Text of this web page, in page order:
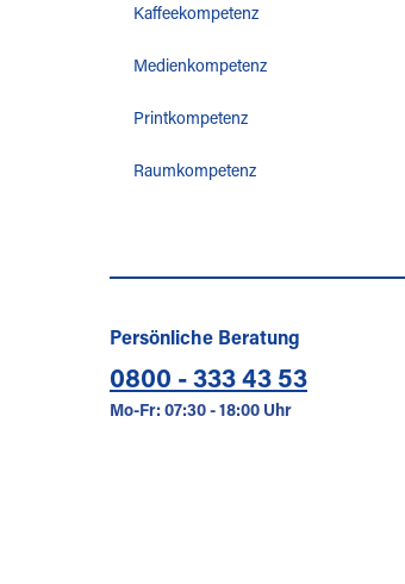
Kaffeekompetenz
Medienkompetenz
Printkompetenz
Raumkompetenz
Persönliche Beratung
0800 - 333 43 53
Mo-Fr: 07:30 - 18:00 Uhr